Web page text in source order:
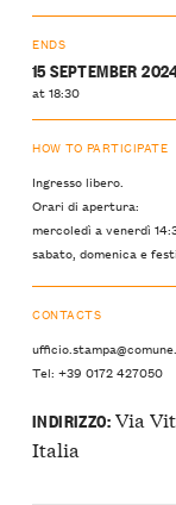
ENDS
15 SEPTEMBER
at 18:30
HOW TO PARTICIPATE
Ingresso libero.
Orari di apertura:
mercoledì a venerdì
sabato, domenica e
CONTACTS
Tel: +39 0172 427050
INDIRIZZO:Via
Italia